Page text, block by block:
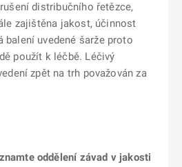
distribučního řetězce,
zajištěna jakost, účinnost
balení uvedené šarže proto
použít k léčbě. Léčivý
zpět na trh považován za
oddělení závad v jakosti